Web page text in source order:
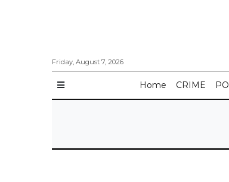
Friday, August 7, 2026
Home CRIME